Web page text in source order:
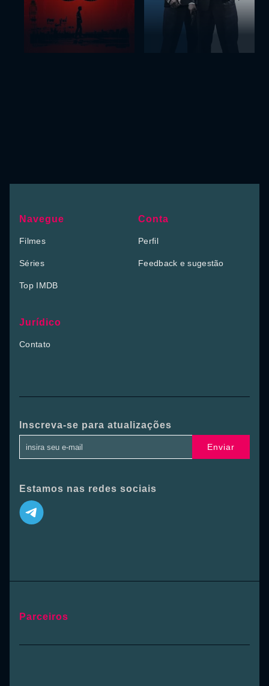
Navegue
Filmes
Séries
Top IMDB
Conta
Perfil
Feedback e sugestão
Jurídico
Contato
Inscreva-se para atualizações
Enviar
Estamos nas redes sociais
Parceiros